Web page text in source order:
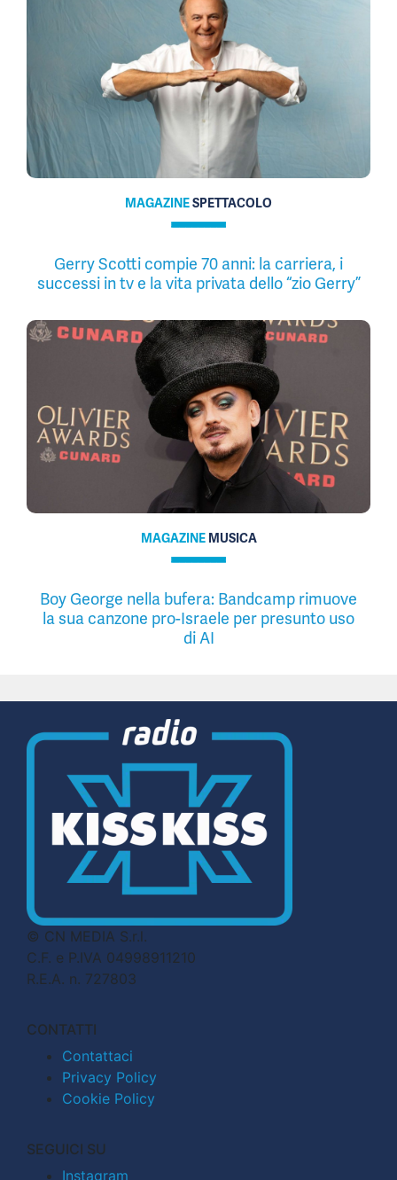
MAGAZINESPETTACOLO
Gerry Scotti compie 70 anni: la carriera, i
successi in tv e la vita privata dello “zio Gerry”
MAGAZINE MUSICA
Boy George nella bufera: Bandcamp rimuove
la sua canzone pro-Israele per presunto uso
di AI
© CN MEDIA S.r.l.
C.F. e P.IVA 04998911210
R.E.A. n. 727803
CONTATTI
Contattaci
Privacy Policy
Cookie Policy
SEGUICI SU
Instagram